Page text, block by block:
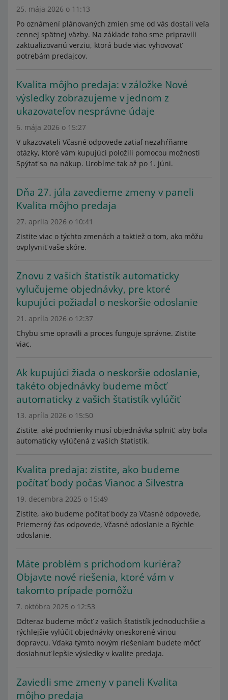
25. mája 2026 o 11:13
Po oznámení plánovaných zmien sme od vás dostali veľa
cennej spätnej väzby. Na základe toho sme pripravili
zaktualizovanú verziu, ktorá bude viac vyhovovať
potrebám predajcov.
Kvalita môjho predaja: v záložke Nové
výsledky zobrazujeme v jednom z
ukazovateľov nesprávne údaje
6. mája 2026 o 15:27
V ukazovateli Včasné odpovede zatiaľ nezahŕňame
otázky, ktoré vám kupujúci položili pomocou možnosti
Spýtať sa na nákup. Urobíme tak až po 1. júni.
Dňa 27. júla zavedieme zmeny v paneli
Kvalita môjho predaja
27. apríla 2026 o 10:41
Zistite viac o týchto zmenách a taktiež o tom, ako môžu
ovplyvniť vaše skóre.
Znovu z vašich štatistík automaticky
vylučujeme objednávky, pre ktoré
kupujúci požiadal o neskoršie odoslanie
21. apríla 2026 o 12:37
Chybu sme opravili a proces funguje správne. Zistite
viac.
Ak kupujúci žiada o neskoršie odoslanie,
takéto objednávky budeme môcť
automaticky z vašich štatistík vylúčiť
13. apríla 2026 o 15:50
Zistite, aké podmienky musí objednávka splniť, aby bola
automaticky vylúčená z vašich štatistík.
Kvalita predaja: zistite, ako budeme
počítať body počas Vianoc a Silvestra
19. decembra 2025 o 15:49
Zistite, ako budeme počítať body za Včasné odpovede,
Priemerný čas odpovede, Včasné odoslanie a Rýchle
odoslanie.
Máte problém s príchodom kuriéra?
Objavte nové riešenia, ktoré vám v
takomto prípade pomôžu
7. októbra 2025 o 12:53
Odteraz budeme môcť z vašich štatistík jednoduchšie a
rýchlejšie vylúčiť objednávky oneskorené vinou
dopravcu. Vďaka týmto novým riešeniam budete môcť
dosiahnuť lepšie výsledky v kvalite predaja.
Zaviedli sme zmeny v paneli Kvalita
môjho predaja